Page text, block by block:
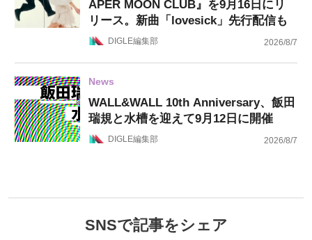
APER MOON CLUB』を9月16日にリ
リース。新曲「lovesick」先行配信も
DIGLE編集部 2026/8/7
News
WALL&WALL 10th Anniversary、飯田
瑞規と水槽を迎えて9月12日に開催
DIGLE編集部 2026/8/7
SNSで記事をシェア